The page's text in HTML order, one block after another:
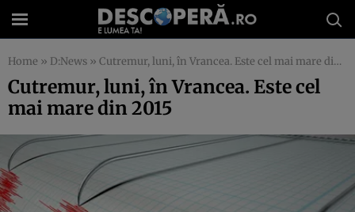
Home » D:News » Cutremur, luni, în Vrancea. Este cel mai mare din 2015
Cutremur, luni, în Vrancea. Este cel
mai mare din 2015